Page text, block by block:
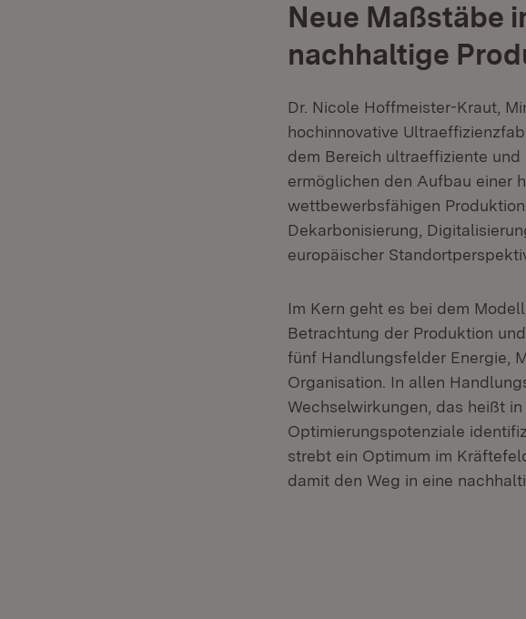
Neue Maßstäbe
nachhaltige
Dr. Nicole Hoffmeister-Kraut,
hochinnovative
dem Bereich ultraeffiziente
ermöglichen den Aufbau einer
wettbewerbsfähigen
Dekarbonisierung,
europäischer
Im Kern geht es bei dem
Betrachtung der Produktion
fünf Handlungsfelder Energie,
Organisation. In allen
Wechselwirkungen, das heißt
Optimierungspotenziale
strebt ein Optimum im
damit den Weg in eine